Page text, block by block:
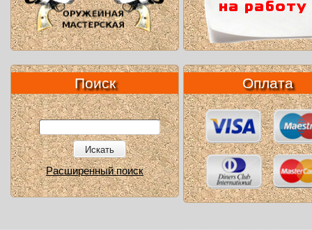
Поиск
Искать
Расширенный поиск
Оплата